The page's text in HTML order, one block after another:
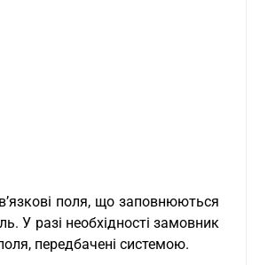
поля, що заповнюються
У разі необхідності замовник
передбачені системою.